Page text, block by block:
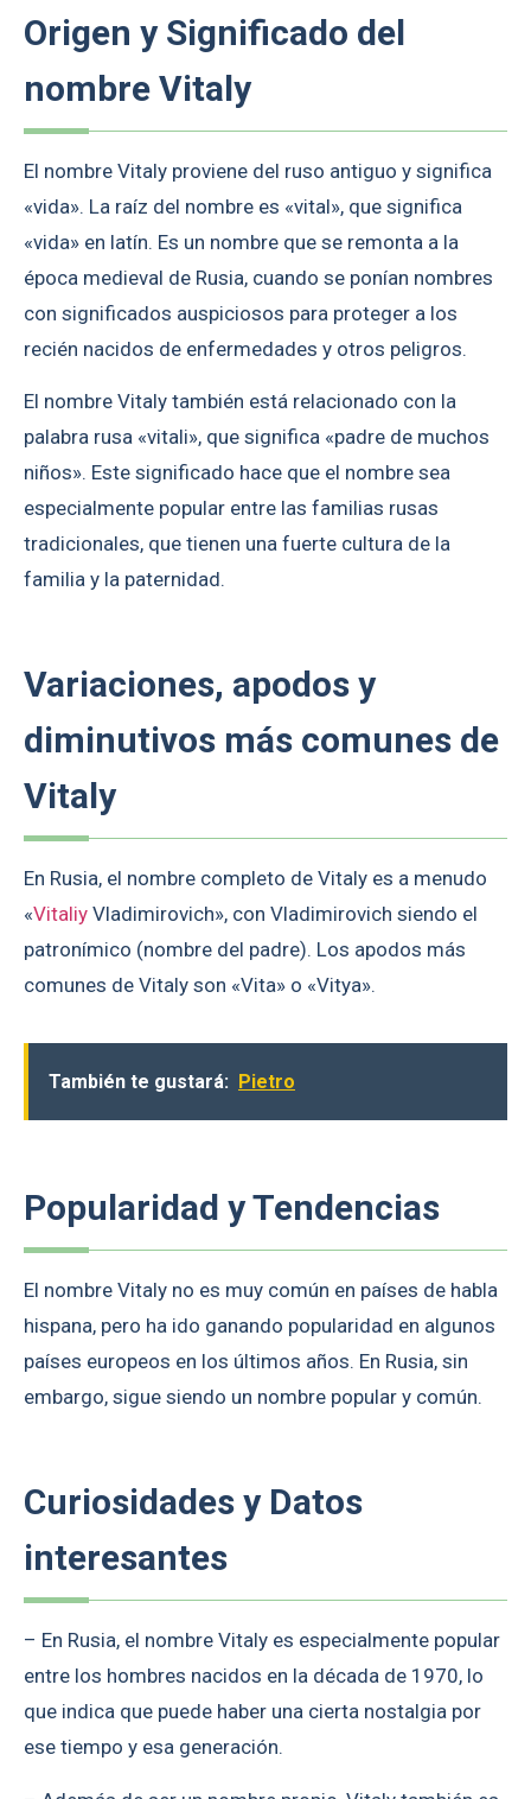
Origen y Significado del
nombre Vitaly
El nombre Vitaly proviene del ruso antiguo y significa
«vida». La raíz del nombre es «vital», que significa
«vida» en latín. Es un nombre que se remonta a la
época medieval de Rusia, cuando se ponían nombres
con significados auspiciosos para proteger a los
recién nacidos de enfermedades y otros peligros.
El nombre Vitaly también está relacionado con la
palabra rusa «vitali», que significa «padre de muchos
niños». Este significado hace que el nombre sea
especialmente popular entre las familias rusas
tradicionales, que tienen una fuerte cultura de la
familia y la paternidad.
Variaciones, apodos y
diminutivos más comunes de
Vitaly
En Rusia, el nombre completo de Vitaly es a menudo
«Vitaliy Vladimirovich», con Vladimirovich siendo el
patronímico (nombre del padre). Los apodos más
comunes de Vitaly son «Vita» o «Vitya».
También te gustará: Pietro
Popularidad y Tendencias
El nombre Vitaly no es muy común en países de habla
hispana, pero ha ido ganando popularidad en algunos
países europeos en los últimos años. En Rusia, sin
embargo, sigue siendo un nombre popular y común.
Curiosidades y Datos
interesantes
– En Rusia, el nombre Vitaly es especialmente popular
entre los hombres nacidos en la década de 1970, lo
que indica que puede haber una cierta nostalgia por
ese tiempo y esa generación.